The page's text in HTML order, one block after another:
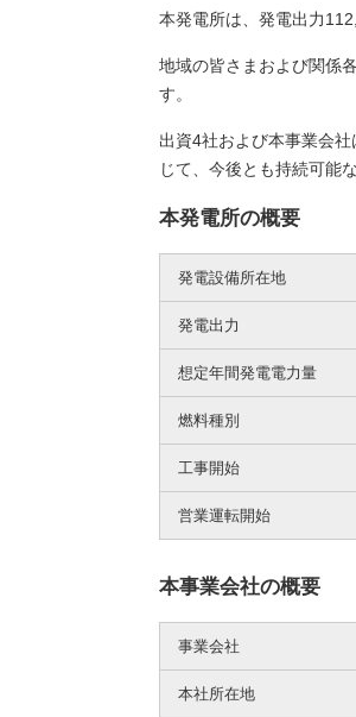
本発電所は、発電出力
地域の皆さまおよび関係
す。
出資4社および本事業会
じて、今後とも持続可能
本発電所の概要
発電設備所在地
発電出力
想定年間発電電力量
燃料種別
工事開始
営業運転開始
本事業会社の概要
事業会社
本社所在地